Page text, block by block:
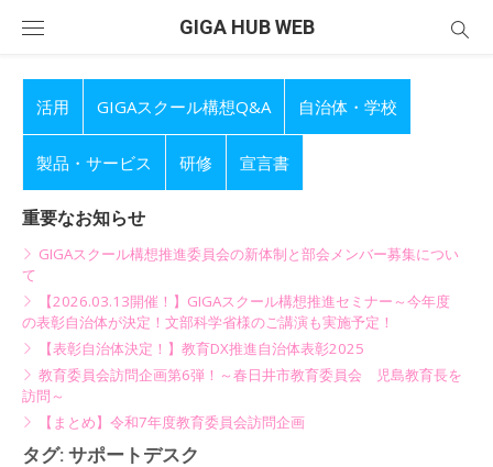
GIGA HUB WEB
活用 GIGAスクール構想Q&A 自治体・学校
製品・サービス 研修 宣言書
重要なお知らせ
GIGAスクール構想推進委員会の新体制と部会メンバー募集につい
て
【2026.03.13開催！】GIGAスクール構想推進セミナー～今年度
の表彰自治体が決定！文部科学省様のご講演も実施予定！
【表彰自治体決定！】教育DX推進自治体表彰2025
教育委員会訪問企画第6弾！～春日井市教育委員会 児島教育長を
訪問～
【まとめ】令和7年度教育委員会訪問企画
タグ: サポートデスク